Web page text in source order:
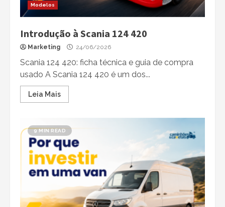
Modelos
Introdução à Scania 124 420
Marketing 24/06/2026
Scania 124 420: ficha técnica e guia de compra
usado A Scania 124 420 é um dos...
Leia Mais
9 MIN READ